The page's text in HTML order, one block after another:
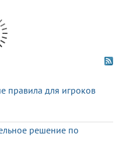
правила для игроков
решение по